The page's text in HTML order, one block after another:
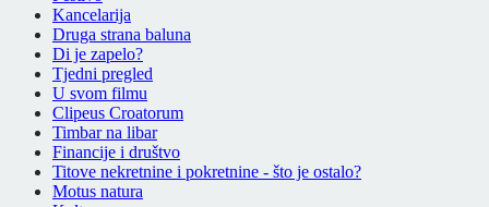
Kancelarija
Druga strana baluna
Di je zapelo?
Tjedni pregled
U svom filmu
Clipeus Croatorum
Timbar na libar
Financije i društvo
Titove nekretnine i pokretnine - što je ostalo?
Motus natura